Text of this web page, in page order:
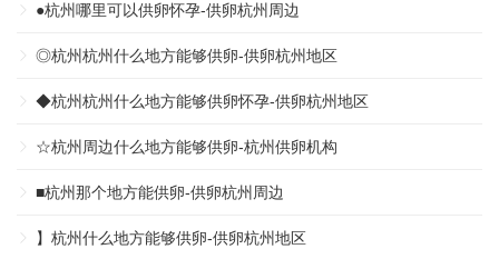
●杭州哪里可以供卵怀孕-供卵杭州周边
◎杭州杭州什么地方能够供卵-供卵杭州地区
◆杭州杭州什么地方能够供卵怀孕-供卵杭州地区
☆杭州周边什么地方能够供卵-杭州供卵机构
■杭州那个地方能供卵-供卵杭州周边
】杭州什么地方能够供卵-供卵杭州地区